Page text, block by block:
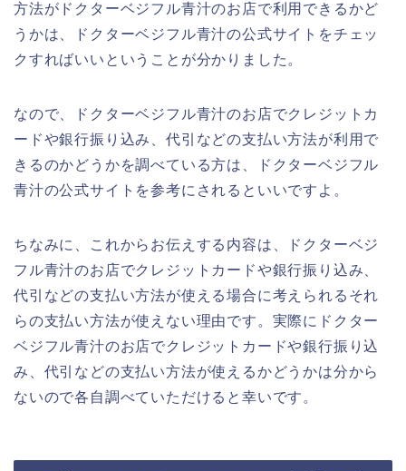
方法がドクターベジフル青汁のお店で利用できるかど
うかは、ドクターベジフル青汁の公式サイトをチェッ
クすればいいということが分かりました。
なので、ドクターベジフル青汁のお店でクレジットカ
ードや銀行振り込み、代引などの支払い方法が利用で
きるのかどうかを調べている方は、ドクターベジフル
青汁の公式サイトを参考にされるといいですよ。
ちなみに、これからお伝えする内容は、ドクターベジ
フル青汁のお店でクレジットカードや銀行振り込み、
代引などの支払い方法が使える場合に考えられるそれ
らの支払い方法が使えない理由です。実際にドクター
ベジフル青汁のお店でクレジットカードや銀行振り込
み、代引などの支払い方法が使えるかどうかは分から
ないので各自調べていただけると幸いです。